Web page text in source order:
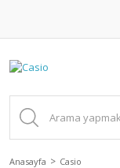
Anasayfa Casio